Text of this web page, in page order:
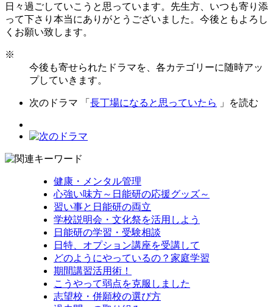
日々過ごしていこうと思っています。先生方、いつも寄り添
って下さり本当にありがとうございました。今後ともよろし
くお願い致します。
※
今後も寄せられたドラマを、各カテゴリーに随時アッ
プしていきます。
次のドラマ 「 長丁場になると思っていたら 」を読む
健康・メンタル管理
心強い味方～日能研の応援グッズ～
習い事と日能研の両立
学校説明会・文化祭を活用しよう
日能研の学習・受験相談
日特、オプション講座を受講して
どのようにやっているの？家庭学習
期間講習活用術！
こうやって弱点を克服しました
志望校・併願校の選び方